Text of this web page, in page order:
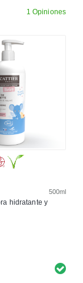
1 Opiniones
500ml
hidratante y